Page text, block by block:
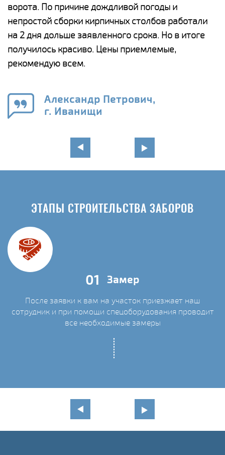
ворота. По причине дождливой погоды и
непростой сборки кирпичных столбов работали
на 2 дня дольше заявленного срока. Но в итоге
получилось красиво. Цены приемлемые,
рекомендую всем.
Александр Петрович,
г. Иванищи
ЭТАПЫ СТРОИТЕЛЬСТВА ЗАБОРОВ
01 Замер
После заявки к вам на участок приезжает наш
сотрудник и при помощи спецоборудования проводит
все необходимые замеры